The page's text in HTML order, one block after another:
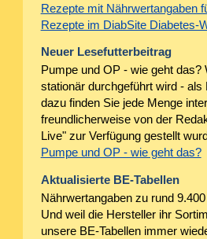
Rezepte mit Nährwertangaben
Rezepte im DiabSite Diabetes-
Neuer Lesefutterbeitrag
Pumpe und OP - wie geht das?
stationär durchgeführt wird -
dazu finden Sie jede Menge
freundlicherweise von der
Live" zur Verfügung gestellt
Pumpe und OP - wie geht das?
Aktualisierte BE-Tabellen
Nährwertangaben zu rund
Und weil die Hersteller ihr
unsere BE-Tabellen immer